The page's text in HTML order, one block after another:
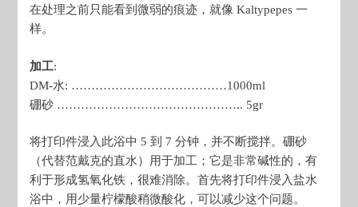
在处理之前只能看到微弱的痕迹，就像 Kaltypepes 一
样。
加工:
DM-水: …………………………………1000ml
硼砂 ……………………………………….. 5gr
将打印件浸入此浴中 5 到 7 分钟，并不断搅拌。硼砂
（代替范戴克的直水）用于加工；它是非常碱性的，有
利于形成氢氧化铁，很难消除。首先将打印件浸入盐水
浴中，用少量柠檬酸稍微酸化，可以减少这个问题。